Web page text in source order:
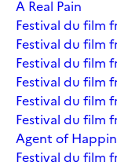
A Real Pain
Festival du film
Festival du film
Festival du film
Festival du film
Festival du film
Festival du film
Agent of
Festival du film